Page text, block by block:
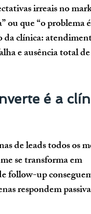
irreais no
ou que “o problema
da clínica:
e ausência total
é a
de leads todos os
se transforma em
follow-up
respondem